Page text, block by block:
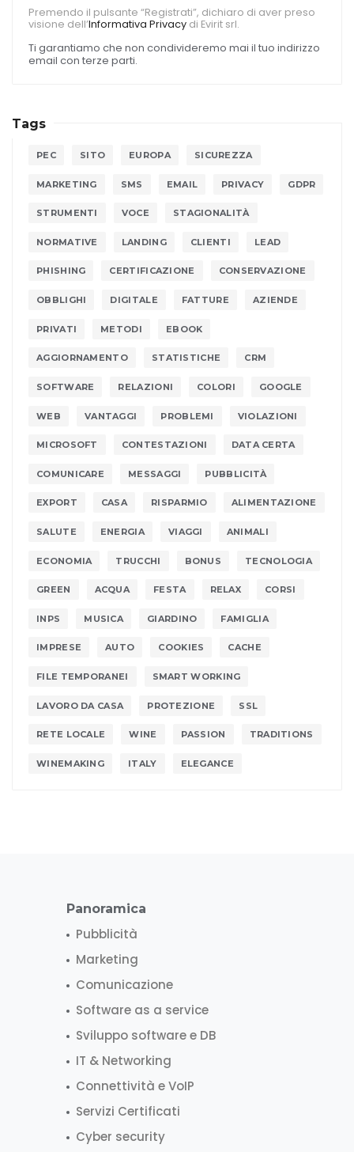
Premendo il pulsante “Registrati”, dichiaro di aver preso
visione dell’Informativa Privacy di Evirit srl.
Ti garantiamo che non condivideremo mai il tuo indirizzo
email con terze parti.
Tags
PEC SITO EUROPA SICUREZZA
MARKETING SMS EMAIL PRIVACY GDPR
STRUMENTI VOCE STAGIONALITÀ
NORMATIVE LANDING CLIENTI LEAD
PHISHING CERTIFICAZIONE CONSERVAZIONE
OBBLIGHI DIGITALE FATTURE AZIENDE
PRIVATI METODI EBOOK
AGGIORNAMENTO STATISTICHE CRM
SOFTWARE RELAZIONI COLORI GOOGLE
WEB VANTAGGI PROBLEMI VIOLAZIONI
MICROSOFT CONTESTAZIONI DATA CERTA
COMUNICARE MESSAGGI PUBBLICITÀ
EXPORT CASA RISPARMIO ALIMENTAZIONE
SALUTE ENERGIA VIAGGI ANIMALI
ECONOMIA TRUCCHI BONUS TECNOLOGIA
GREEN ACQUA FESTA RELAX CORSI
INPS MUSICA GIARDINO FAMIGLIA
IMPRESE AUTO COOKIES CACHE
FILE TEMPORANEI SMART WORKING
LAVORO DA CASA PROTEZIONE SSL
RETE LOCALE WINE PASSION TRADITIONS
WINEMAKING ITALY ELEGANCE
Panoramica
Pubblicità
Marketing
Comunicazione
Software as a service
Sviluppo software e DB
IT & Networking
Connettività e VoIP
Servizi Certificati
Cyber security